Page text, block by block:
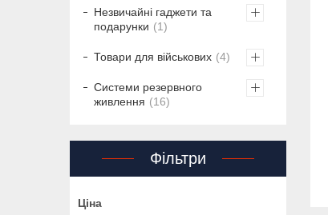
Незвичайні гаджети та
подарунки
1
Товари для військових 4
Системи резервного
живлення
16
Фільтри
Ціна